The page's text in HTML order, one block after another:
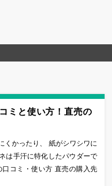
ミと使い方！直売の
くかったり、 紙がシワシワに
は手汗に特化したパウダーで
コミ・使い方 直売の購入先